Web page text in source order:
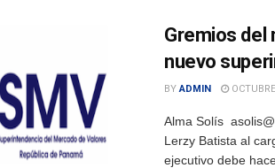
Gremios del
nuevo
BY ADMIN
Alma Solís
Lerzy Batista al
ejecutivo debe